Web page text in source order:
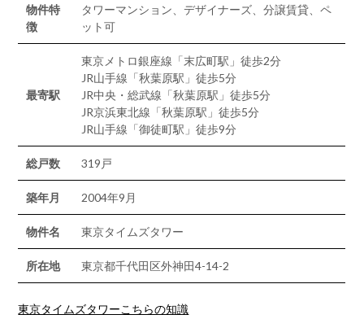
物件特
徴
タワーマンション、デザイナーズ、分譲賃貸、ペ
ット可
最寄駅
東京メトロ銀座線「末広町駅」徒歩2分
JR山手線「秋葉原駅」徒歩5分
JR中央・総武線「秋葉原駅」徒歩5分
JR京浜東北線「秋葉原駅」徒歩5分
JR山手線「御徒町駅」徒歩9分
総戸数 319戸
築年月 2004年9月
物件名 東京タイムズタワー
所在地 東京都千代田区外神田4-14-2
東京タイムズタワーこちらの知識